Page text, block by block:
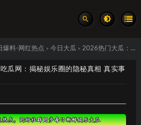
爆料-网红热点 > 今日大瓜 > 2026热门大瓜：黑料吃瓜网：揭秘娱乐圈的隐秘真相 真实事件汇总
瓜网：揭秘娱乐圈的隐秘真相 真实事